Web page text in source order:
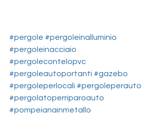
#pergole #pergoleinalluminio
#pergoleinacciaio
#pergolecontelopvc
#pergoleautoportanti #gazebo
#pergoleperlocali #pergoleperauto
#pergolatoperriparoauto
#pompeianainmetallo